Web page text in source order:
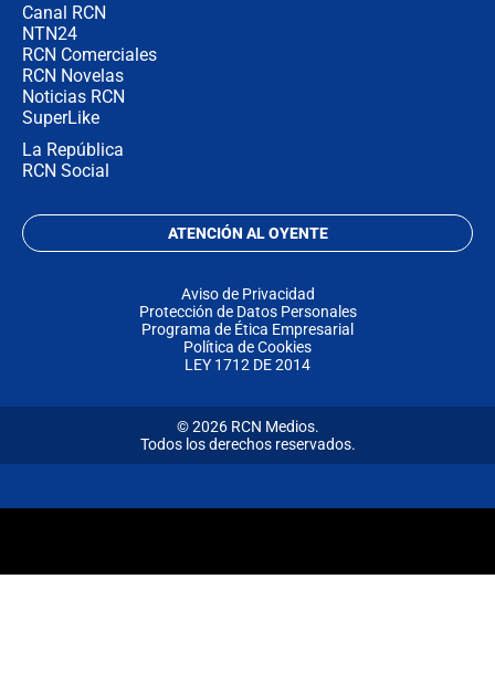
Canal RCN
NTN24
RCN Comerciales
RCN Novelas
Noticias RCN
SuperLike
La República
RCN Social
ATENCIÓN AL OYENTE
Aviso de Privacidad
Protección de Datos Personales
Programa de Ética Empresarial
Política de Cookies
LEY 1712 DE 2014
© 2026 RCN Medios.
Todos los derechos reservados.